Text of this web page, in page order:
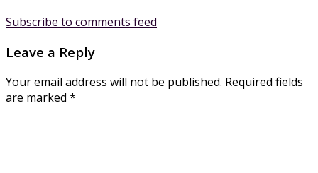
Subscribe to comments feed
Leave a Reply
Your email address will not be published. Required fields
are marked *